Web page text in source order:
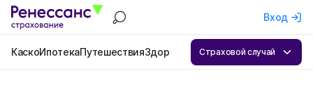
Вход
КаскоИпотекаПутешествияЗдоровье КвартираОСАГОБизнес
Страховой случай